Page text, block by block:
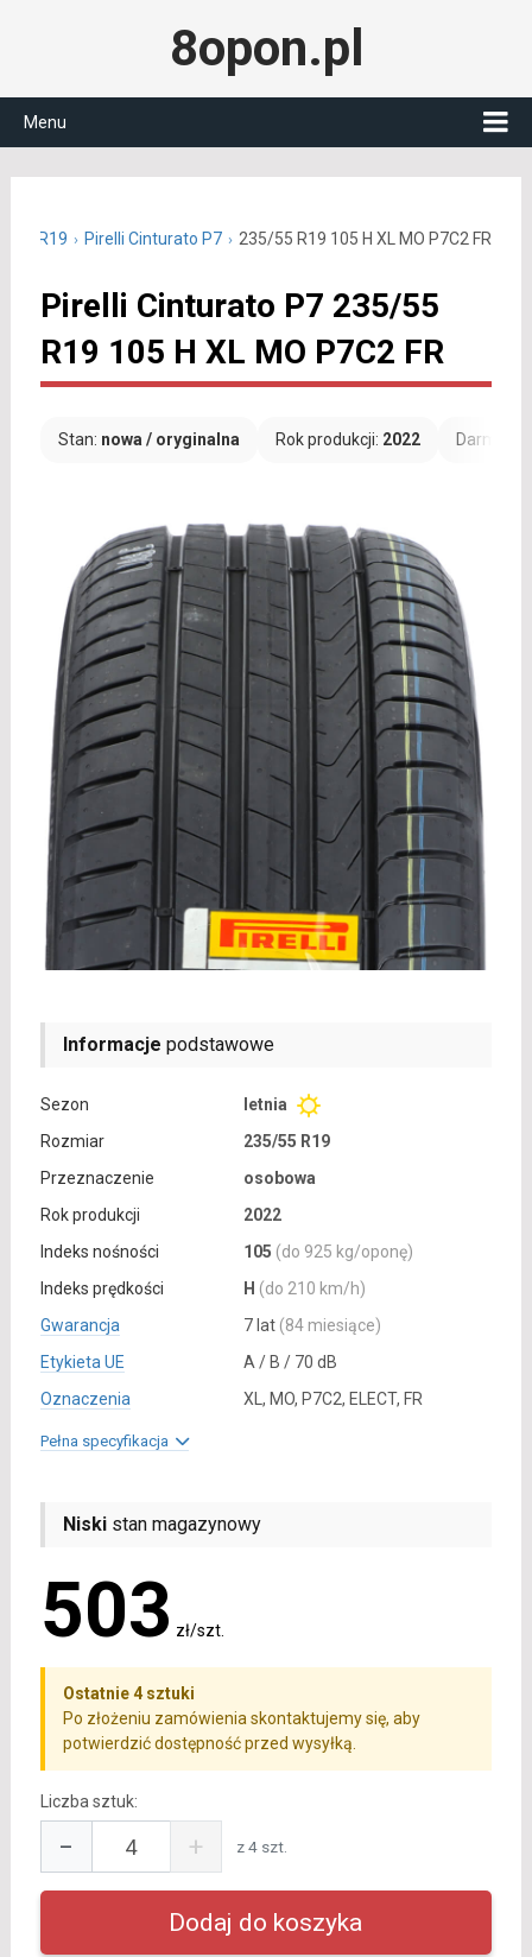
8opon.pl
Menu
55 R19 Pirelli Cinturato P7 235/55 R19 105 H XL MO P7C2 FR
Pirelli Cinturato P7 235/55
R19 105 H XL MO P7C2 FR
Stan: nowa / oryginalna Rok produkcji: 2022
Informacje podstawowe
Sezon
letnia
Rozmiar
235/55 R19
Przeznaczenie
osobowa
Rok produkcji
2022
Indeks nośności
105 (do 925 kg/oponę)
Indeks prędkości
H (do 210 km/h)
Gwarancja
7 lat (84 miesiące)
Etykieta UE
A / B / 70 dB
Oznaczenia
XL, MO, P7C2, ELECT, FR
Pełna specyfikacja
Niskistan magazynowy
503 zł/szt.
Ostatnie 4 sztuki
Po złożeniu zamówienia skontaktujemy się, aby
potwierdzić dostępność przed wysyłką.
Liczba sztuk:
− + z 4 szt.